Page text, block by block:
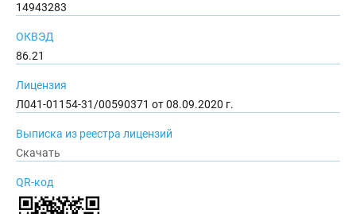
14943283
ОКВЭД
86.21
Лицензия
Л041-01154-31/00590371 от 08.09.2020 г.
Выписка из реестра лицензий
Скачать
QR-код